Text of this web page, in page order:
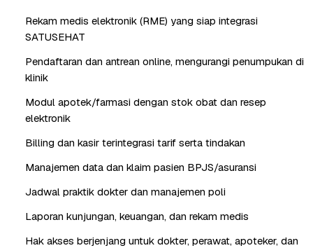
Rekam medis elektronik (RME) yang siap integrasi
SATUSEHAT
Pendaftaran dan antrean online, mengurangi penumpukan di
klinik
Modul apotek/farmasi dengan stok obat dan resep
elektronik
Billing dan kasir terintegrasi tarif serta tindakan
Manajemen data dan klaim pasien BPJS/asuransi
Jadwal praktik dokter dan manajemen poli
Laporan kunjungan, keuangan, dan rekam medis
Hak akses berjenjang untuk dokter, perawat, apoteker, dan